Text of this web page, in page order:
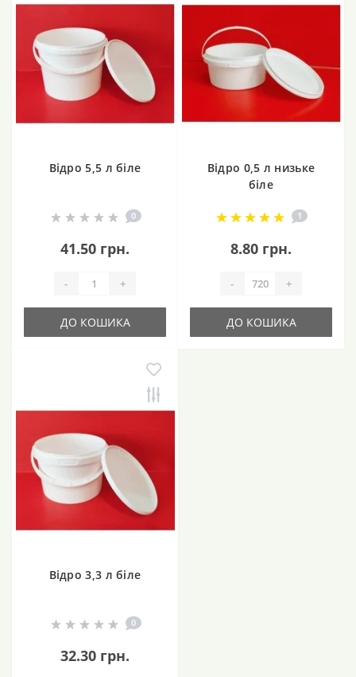
Відро 5,5 л біле
0
41.50 грн.
- +
ДО КОШИКА
Відро 0,5 л низьке
біле
1
8.80 грн.
- +
ДО КОШИКА
Відро 3,3 л біле
0
32.30 грн.